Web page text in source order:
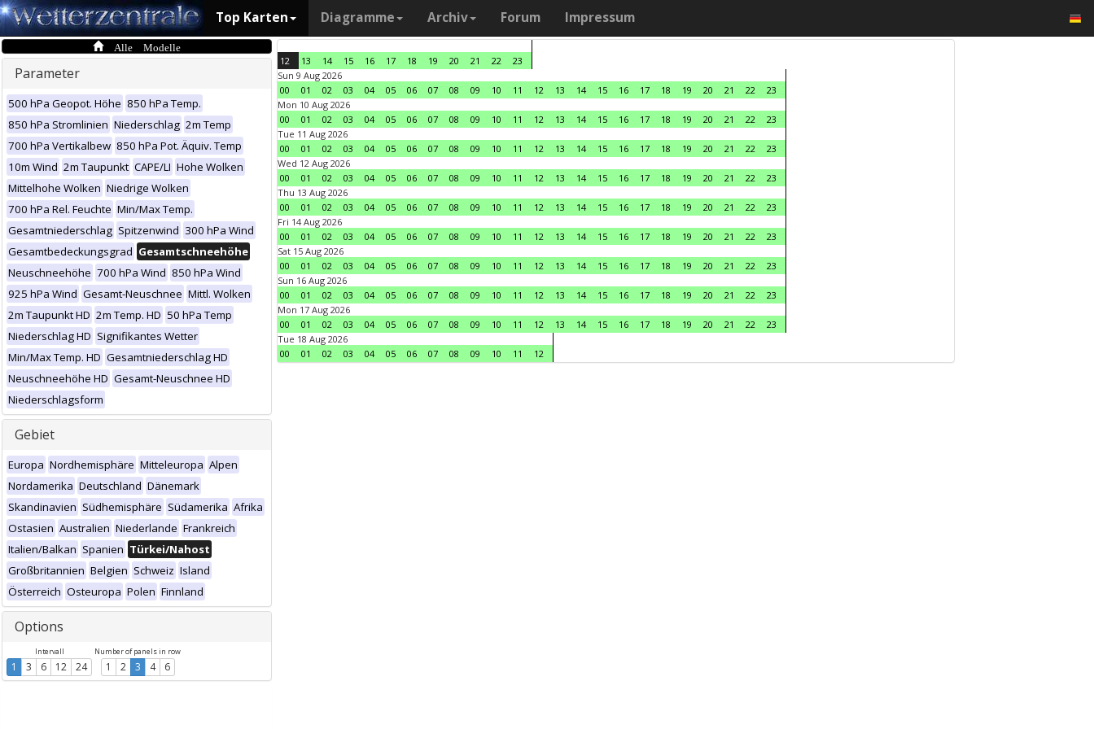
Top Karten Diagramme Archiv Forum Impressum
Alle Modelle
Parameter
500 hPa Geopot. Höhe 850 hPa Temp.
850 hPa Stromlinien Niederschlag 2m Temp
700 hPa Vertikalbew 850 hPa Pot. Äquiv. Temp
10m Wind 2m Taupunkt CAPE/LI Hohe Wolken
Mittelhohe Wolken Niedrige Wolken
700 hPa Rel. Feuchte Min/Max Temp.
Gesamtniederschlag Spitzenwind 300 hPa Wind
Gesamtbedeckungsgrad Gesamtschneehöhe
Neuschneehöhe 700 hPa Wind 850 hPa Wind
925 hPa Wind Gesamt-Neuschnee Mittl. Wolken
2m Taupunkt HD 2m Temp. HD 50 hPa Temp
Niederschlag HD Signifikantes Wetter
Min/Max Temp. HD Gesamtniederschlag HD
Neuschneehöhe HD Gesamt-Neuschnee HD
Niederschlagsform
Gebiet
Europa Nordhemisphäre Mitteleuropa Alpen
Nordamerika Deutschland Dänemark
Skandinavien Südhemisphäre Südamerika Afrika
Ostasien Australien Niederlande Frankreich
Italien/Balkan Spanien Türkei/Nahost
Großbritannien Belgien Schweiz Island
Österreich Osteuropa Polen Finnland
Options
Intervall
1 3 6 12 24
Number of panels in row
1 2 3 4 6
12 13 14 15 16 17 18 19 20 21 22
23
Sun 9 Aug 2026
00
01 02 03 04 05 06 07 08 09 10 11 12 13 14 15 16 17 18 19 20 21 22
23
Mon 10 Aug 2026
00
01 02 03 04 05 06 07 08 09 10 11 12 13 14 15 16 17 18 19 20 21 22
23
Tue 11 Aug 2026
00
01 02 03 04 05 06 07 08 09 10 11 12 13 14 15 16 17 18 19 20 21 22
23
Wed 12 Aug 2026
00
01 02 03 04 05 06 07 08 09 10 11 12 13 14 15 16 17 18 19 20 21 22
23
Thu 13 Aug 2026
00
01 02 03 04 05 06 07 08 09 10 11 12 13 14 15 16 17 18 19 20 21 22
23
Fri 14 Aug 2026
00
01 02 03 04 05 06 07 08 09 10 11 12 13 14 15 16 17 18 19 20 21 22
23
Sat 15 Aug 2026
00
01 02 03 04 05 06 07 08 09 10 11 12 13 14 15 16 17 18 19 20 21 22
23
Sun 16 Aug 2026
00
01 02 03 04 05 06 07 08 09 10 11 12 13 14 15 16 17 18 19 20 21 22
23
Mon 17 Aug 2026
00
01 02 03 04 05 06 07 08 09 10 11 12 13 14 15 16 17 18 19 20 21 22
23
Tue 18 Aug 2026
00
01 02 03 04 05 06 07 08 09 10 11 12